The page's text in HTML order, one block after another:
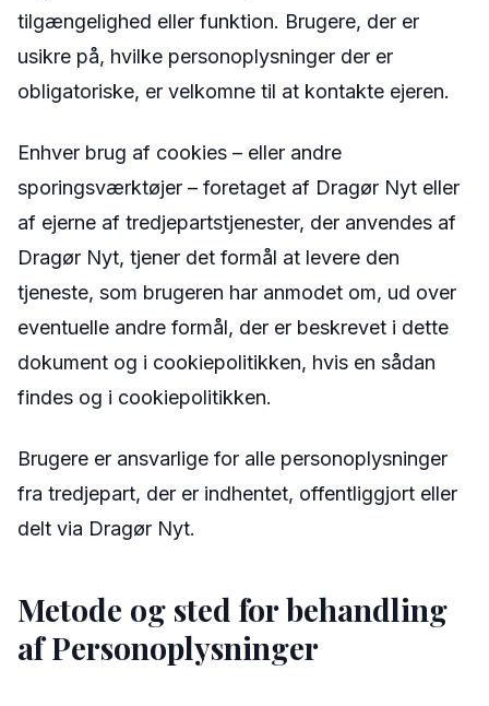
tilgængelighed eller funktion. Brugere, der er
usikre på, hvilke personoplysninger der er
obligatoriske, er velkomne til at kontakte ejeren.
Enhver brug af cookies – eller andre
sporingsværktøjer – foretaget af Dragør Nyt eller
af ejerne af tredjepartstjenester, der anvendes af
Dragør Nyt, tjener det formål at levere den
tjeneste, som brugeren har anmodet om, ud over
eventuelle andre formål, der er beskrevet i dette
dokument og i cookiepolitikken, hvis en sådan
findes og i cookiepolitikken.
Brugere er ansvarlige for alle personoplysninger
fra tredjepart, der er indhentet, offentliggjort eller
delt via Dragør Nyt.
Metode og sted for behandling
af Personoplysninger